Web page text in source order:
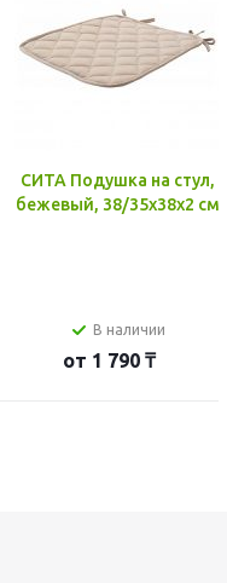
СИТА Подушка на стул,
бежевый, 38/35x38x2 см
В наличии
от 1 790 ₸